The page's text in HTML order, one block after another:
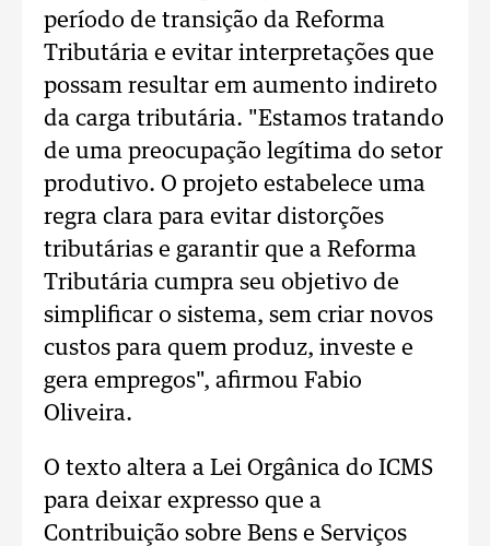
período de transição da Reforma
Tributária e evitar interpretações que
possam resultar em aumento indireto
da carga tributária. "Estamos tratando
de uma preocupação legítima do setor
produtivo. O projeto estabelece uma
regra clara para evitar distorções
tributárias e garantir que a Reforma
Tributária cumpra seu objetivo de
simplificar o sistema, sem criar novos
custos para quem produz, investe e
gera empregos", afirmou Fabio
Oliveira.
O texto altera a Lei Orgânica do ICMS
para deixar expresso que a
Contribuição sobre Bens e Serviços